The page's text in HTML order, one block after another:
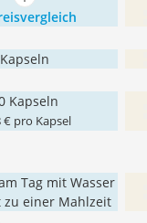
Kapseln
Kapseln
€ pro Kapsel
Tag mit Wasser
zu einer Mahlzeit